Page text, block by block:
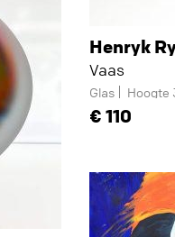
Henryk
Vaas
Glas Hoogte
110